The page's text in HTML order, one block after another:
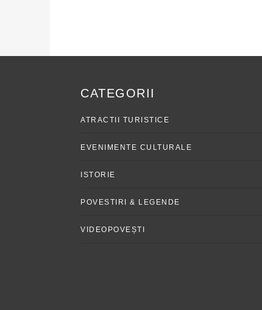
CATEGORII
ATRACTII TURISTICE
EVENIMENTE CULTURALE
ISTORIE
POVESTIRI & LEGENDE
VIDEOPOVEȘTI